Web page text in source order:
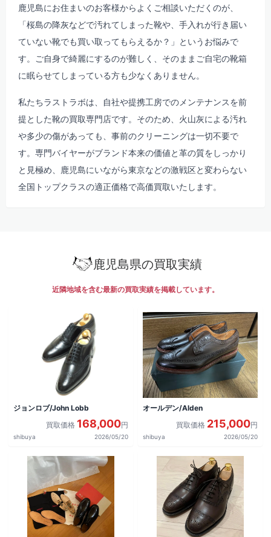
鹿児島にお住まいのお客様からよくご相談いただくのが、
「桜島の降灰などで汚れてしまった靴や、 手入れが行き届い
ていない靴でも買い取ってもらえるか？」というお悩みで
す。
ご自身で綺麗にするのが難しく、 そのままご自宅の靴箱
に眠らせてしまっている方も少なくありません。
私たちラストラボは、
自社や提携工房でのメンテナンスを前
提とした靴の買取専門店です。 そのため、 火山灰による汚れ
や多少の傷があっても、 事前のクリーニングは一切不要で
す。 専門バイヤーがブランド本来の価値と革の質をしっかり
と見極め、
鹿児島にいながら東京などの激戦区と変わらない
全国トップクラスの適正価格で高価買取いたします。
鹿児島県の買取実績
近隣地域を含む最新の買取実績を掲載しています。
ジョンロブ/John Lobb
買取価格 168,000円
shibuya 2026/05/20
オールデン/Alden
買取価格 215,000円
shibuya 2026/05/20